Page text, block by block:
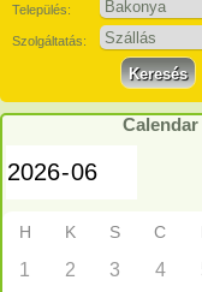
Település:
Szolgáltatás:
Calendar
H K S C
1 2 3 4